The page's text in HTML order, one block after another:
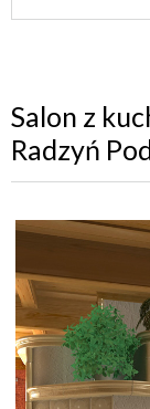
Salon z
Radzyń